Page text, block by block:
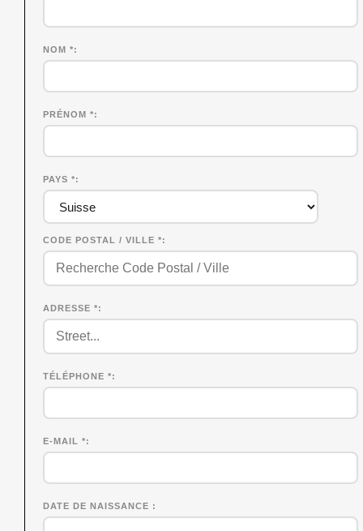
NOM *
PRÉNOM *
PAYS *
CODE POSTAL / VILLE *
ADRESSE *
TÉLÉPHONE *
E-MAIL *
DATE DE NAISSANCE